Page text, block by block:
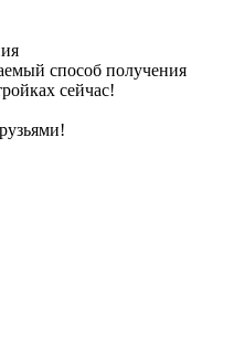
способ получения
сейчас!